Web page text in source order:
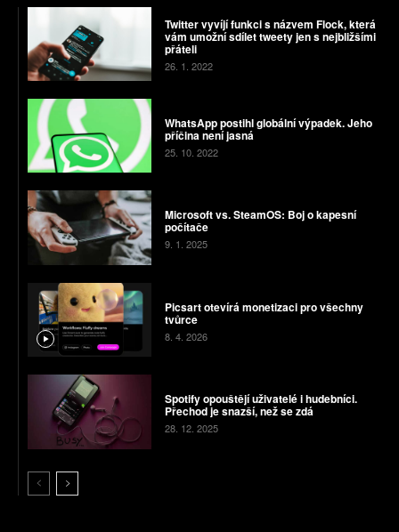
Twitter vyvíjí funkci s názvem Flock, která
vám umožní sdílet tweety jen s nejbližšími
přáteli
26. 1. 2022
WhatsApp postihl globální výpadek. Jeho
příčina není jasná
25. 10. 2022
Microsoft vs. SteamOS: Boj o kapesní
počítače
9. 1. 2025
Picsart otevírá monetizaci pro všechny
tvůrce
8. 4. 2026
Spotify opouštějí uživatelé i hudebníci.
Přechod je snazší, než se zdá
28. 12. 2025